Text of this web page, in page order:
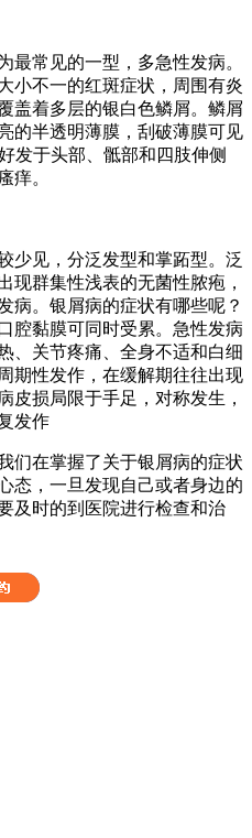
最常见的一型，多急性发病。
小不一的红斑症状，周围有炎
盖着多层的银白色鳞屑。鳞屑
的半透明薄膜，刮破薄膜可见
发于头部、骶部和四肢伸侧
痒。
少见，分泛发型和掌跖型。泛
现群集性浅表的无菌性脓疱，
病。银屑病的症状有哪些呢？
腔黏膜可同时受累。急性发病
、关节疼痛、全身不适和白细
期性发作，在缓解期往往出现
皮损局限于手足，对称发生，
发作
们在掌握了关于银屑病的症状
态，一旦发现自己或者身边的
及时的到医院进行检查和治